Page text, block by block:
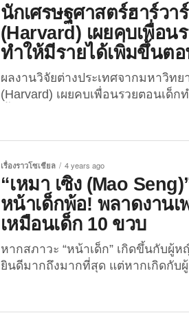
ได้รายงานว่า หญิงสาวรายหนึ่งในเ
เหอหนาน ประเทศจีน เพิ่งค้นพบควา
หรือเพื่อนสนิท” ที่โตมาด้วยกันนาน
ทำงานขายไข่แบบที่อีกฝ่ายเคยบอก
คือ...
นักเศรษฐศาสตร์ฮาร์วา
(Harvard) เผยคบเพื่อน
ทำให้มีรายได้เพิ่มขึ้นต
ผลงานวิจัยต่างประเทศจากมหาวิทย
(Harvard) เผยคบเพื่อนรวยตอนเด็ก
“Nature” ได้เผยแพร่ผลงานวิจัยของ
Chetty)” นักเศรษฐศาสตร์จากมหาวิ
(Harvard) เผยว่า “หากคุณคบเพื่อนร
ทำให้รายได้ในอนาคตเพิ่มขึ้น
สำคัญในการขับเคลื่อนเงินในกระเป๋
เรื่องราวโซเชียล 4 years ago
“เหมา เซิง (Mao
หน้าเด็กพ้อ! พลาดงานเ
เหมือนเด็ก 10 ขวบ
หากสภาวะ “หน้าเด็ก” เกิดขึ้นกับผู้ห
ยินดีมากถึงมากที่สุด แต่หากเกิดกับ
เพราะความหน้าอ่อนทำให้เขาตก